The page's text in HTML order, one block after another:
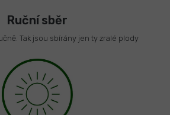
Ruční sběr
Tak jsou sbírány jen ty zralé plody